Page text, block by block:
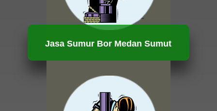
Jasa Sumur Bor Medan Sumut
HUBUNGI KAMI